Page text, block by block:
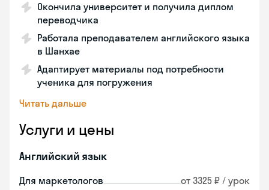
Окончила университет и получила диплом
переводчика
Работала преподавателем английского языка
в Шанхае
Адаптирует материалы под потребности
ученика для погружения
Читать дальше
Услуги и цены
Английский язык
Для маркетологов от 3325 ₽ / урок